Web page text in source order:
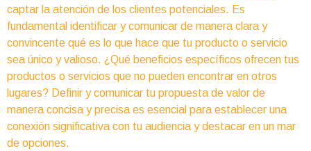
captar la atención de los clientes potenciales. Es
fundamental identificar y comunicar de manera clara y
convincente qué es lo que hace que tu producto o servicio
sea único y valioso. ¿Qué beneficios específicos ofrecen tus
productos o servicios que no pueden encontrar en otros
lugares? Definir y comunicar tu propuesta de valor de
manera concisa y precisa es esencial para establecer una
conexión significativa con tu audiencia y destacar en un mar
de opciones.